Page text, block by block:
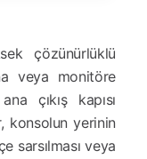
çözünürlüklü
veya monitöre
çıkış kapısı
konsolun yerinin
sarsılması veya